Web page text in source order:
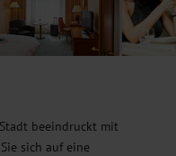
beeindruckt mit
sich auf eine